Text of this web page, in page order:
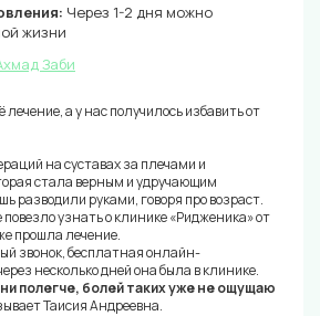
Через 1-2 дня можно
жизни
Заби
лечение, а у нас получилось избавить от
на суставах за плечами и
стала верным и удручающим
разводили руками, говоря про возраст.
узнать о клинике «Ридженика» от
прошла лечение.
звонок, бесплатная онлайн-
несколько дней она была в клинике.
полегче, болей таких уже не ощущаю
Таисия Андреевна.